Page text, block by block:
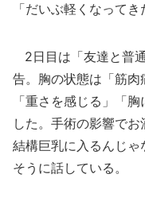
「だいぶ軽くなって
2日目は「友達と普
告。胸の状態は「筋肉
「重さを感じる」「
した。手術の影響で
結構巨乳に入るんじ
そうに話している。